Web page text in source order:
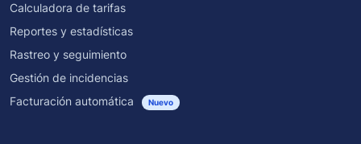
Calculadora de tarifas
Reportes y estadísticas
Rastreo y seguimiento
Gestión de incidencias
Facturación automática
Nuevo